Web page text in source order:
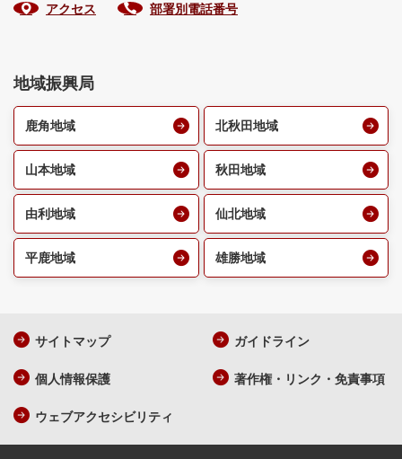
アクセス 部署別電話番号
地域振興局
鹿角地域 北秋田地域
山本地域 秋田地域
由利地域 仙北地域
平鹿地域 雄勝地域
サイトマップ ガイドライン
個人情報保護 著作権・リンク・免責事項
ウェブアクセシビリティ